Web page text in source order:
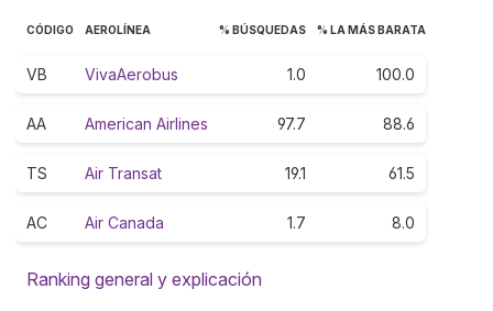
CÓDIGO AEROLÍNEA % BÚSQUEDAS % LA MÁS BARATA
VB VivaAerobus 1.0 100.0
AA American Airlines 97.7 88.6
TS Air Transat 19.1 61.5
AC Air Canada 1.7 8.0
Ranking general y explicación